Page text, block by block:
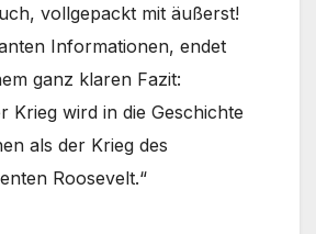
vollgepackt mit äußerst!
Informationen, endet
ganz klaren Fazit:
Krieg wird in die Geschichte
als der Krieg des
Roosevelt.“